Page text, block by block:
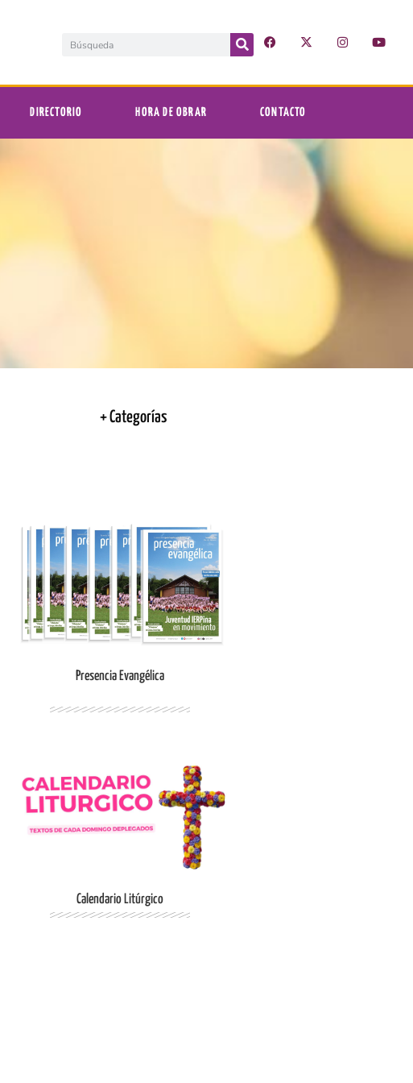
DIRECTORIO HORA DE OBRAR CONTACTO
+ Categorías
Ingresar
Presencia Evangélica
Ingresar
Calendario Litúrgico